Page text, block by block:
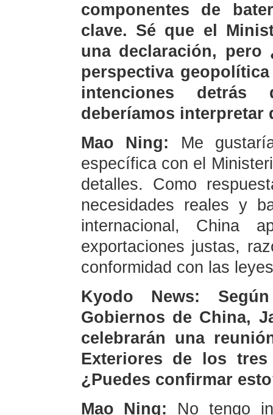
componentes de
clave. Sé que el
una declaración, pero
perspectiva
intenciones detrás
deberíamos interpretar
Mao Ning: Me
específica con el
detalles. Como
necesidades reales y
internacional, China
exportaciones justas,
conformidad con las
Kyodo News:
Gobiernos de China,
celebrarán una
Exteriores de los
¿Puedes confirmar
Mao Ning: No tengo